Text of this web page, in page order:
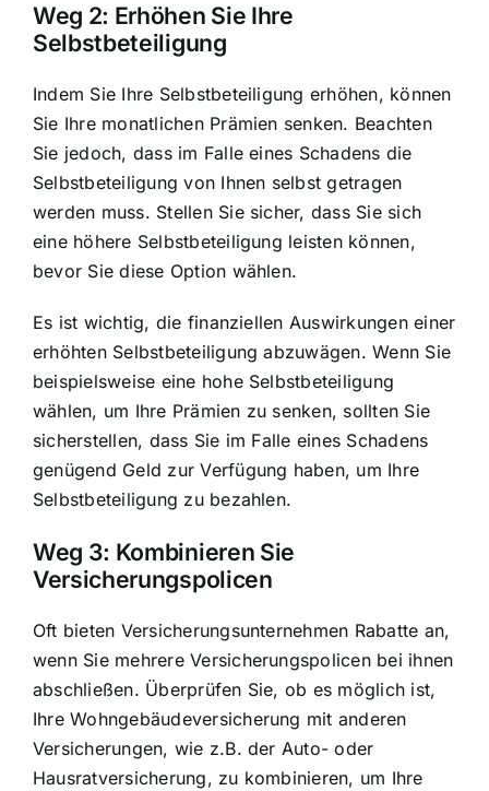
Weg 2: Erhöhen Sie Ihre
Selbstbeteiligung
Indem Sie Ihre Selbstbeteiligung erhöhen, können
Sie Ihre monatlichen Prämien senken. Beachten
Sie jedoch, dass im Falle eines Schadens die
Selbstbeteiligung von Ihnen selbst getragen
werden muss. Stellen Sie sicher, dass Sie sich
eine höhere Selbstbeteiligung leisten können,
bevor Sie diese Option wählen.
Es ist wichtig, die finanziellen Auswirkungen einer
erhöhten Selbstbeteiligung abzuwägen. Wenn Sie
beispielsweise eine hohe Selbstbeteiligung
wählen, um Ihre Prämien zu senken, sollten Sie
sicherstellen, dass Sie im Falle eines Schadens
genügend Geld zur Verfügung haben, um Ihre
Selbstbeteiligung zu bezahlen.
Weg 3: Kombinieren Sie
Versicherungspolicen
Oft bieten Versicherungsunternehmen Rabatte an,
wenn Sie mehrere Versicherungspolicen bei ihnen
abschließen. Überprüfen Sie, ob es möglich ist,
Ihre Wohngebäudeversicherung mit anderen
Versicherungen, wie z.B. der Auto- oder
Hausratversicherung, zu kombinieren, um Ihre